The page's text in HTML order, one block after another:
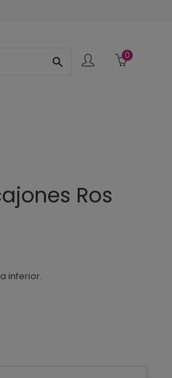
search
0
Ros
inferior.